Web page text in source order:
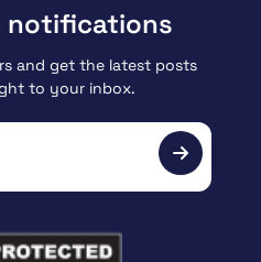
notifications
and get the latest posts
to your inbox.